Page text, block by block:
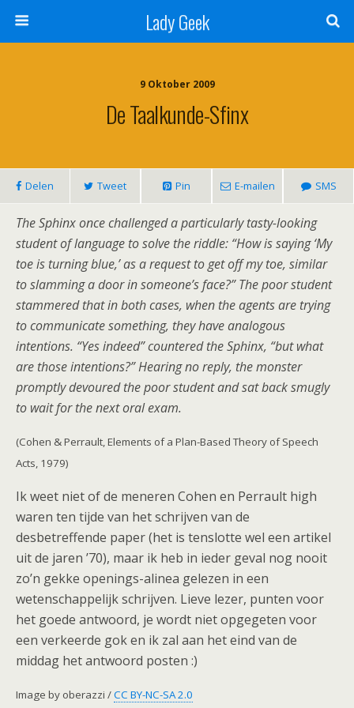
Lady Geek
9 Oktober 2009
De Taalkunde-Sfinx
Delen Tweet Pin E-mailen SMS
The Sphinx once challenged a particularly tasty-looking
student of language to solve the riddle: “How is saying ‘My
toe is turning blue,’ as a request to get off my toe, similar
to slamming a door in someone’s face?” The poor student
stammered that in both cases, when the agents are trying
to communicate something, they have analogous
intentions. “Yes indeed” countered the Sphinx, “but what
are those intentions?” Hearing no reply, the monster
promptly devoured the poor student and sat back smugly
to wait for the next oral exam.
(Cohen & Perrault, Elements of a Plan-Based Theory of Speech
Acts, 1979)
Ik weet niet of de meneren Cohen en Perrault high
waren ten tijde van het schrijven van de
desbetreffende paper (het is tenslotte wel een artikel
uit de jaren ’70), maar ik heb in ieder geval nog nooit
zo’n gekke openings-alinea gelezen in een
wetenschappelijk schrijven. Lieve lezer, punten voor
het goede antwoord, je wordt niet opgegeten voor
een verkeerde gok en ik zal aan het eind van de
middag het antwoord posten :)
Image by oberazzi /CC BY-NC-SA 2.0